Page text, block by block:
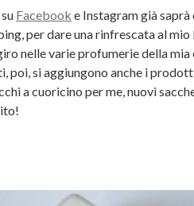
Facebook e Instagram già saprà
per dare una rinfrescata al
nelle varie profumerie della
poi, si aggiungono anche i
a cuoricino per me, nuovi